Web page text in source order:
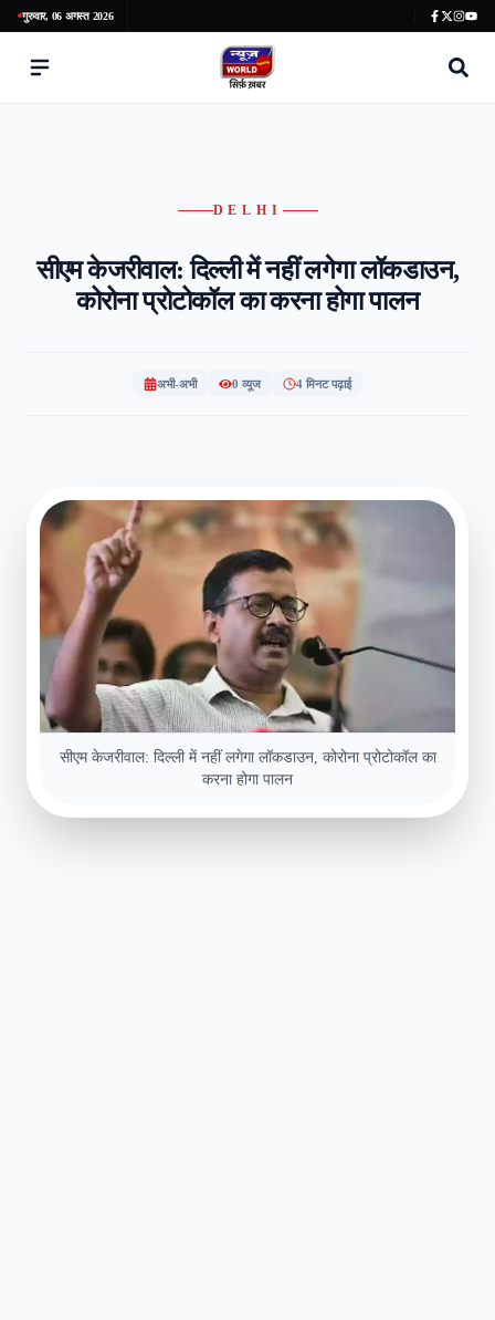
गुरुवार, 06 अगस्त 2026
DELHI
सीएम केजरीवाल: दिल्ली में नहीं लगेगा लॉकडाउन,
कोरोना प्रोटोकॉल का करना होगा पालन
अभी-अभी 0 व्यूज 4 मिनट पढ़ाई
सीएम केजरीवाल: दिल्ली में नहीं लगेगा लॉकडाउन, कोरोना प्रोटोकॉल का
करना होगा पालन